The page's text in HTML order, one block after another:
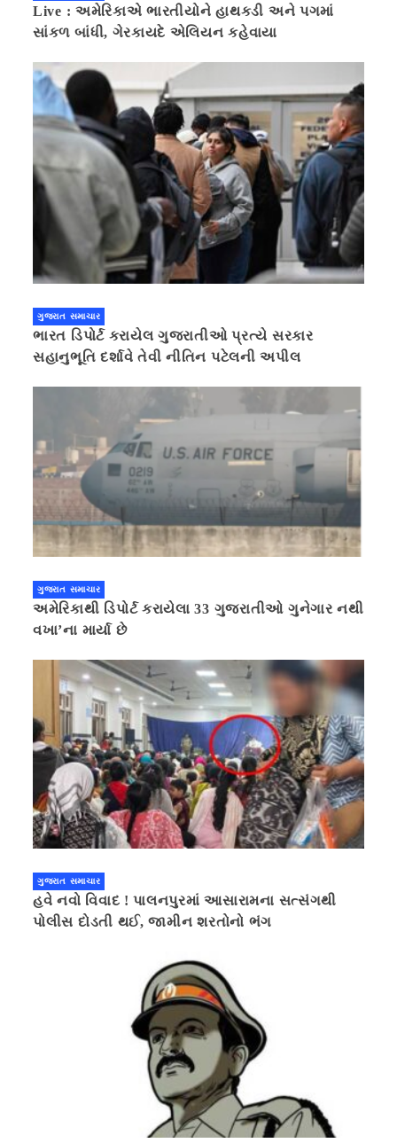
Live : અમેરિકાએ ભારતીયોને હાથકડી અને પગમાં
સાંકળ બાંધી, ગેરકાયદે એલિયન કહેવાયા
ગુજરાત સમાચાર
ભારત ડિપોર્ટ કરાયેલ ગુજરાતીઓ પ્રત્યે સરકાર
સહાનુભૂતિ દર્શાવે તેવી નીતિન પટેલની અપીલ
ગુજરાત સમાચાર
અમેરિકાથી ડિપોર્ટ કરાયેલા 33 ગુજરાતીઓ ગુનેગાર નથી
વખા’ના માર્યા છે
ગુજરાત સમાચાર
હવે નવો વિવાદ ! પાલનપુરમાં આસારામના સત્સંગથી
પોલીસ દોડતી થઈ, જામીન શરતોનો ભંગ